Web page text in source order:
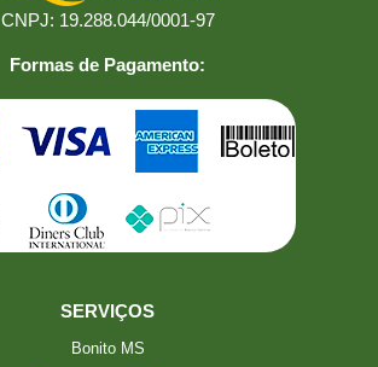
CNPJ: 19.288.044/0001-97
Formas de Pagamento:
SERVIÇOS
Bonito MS